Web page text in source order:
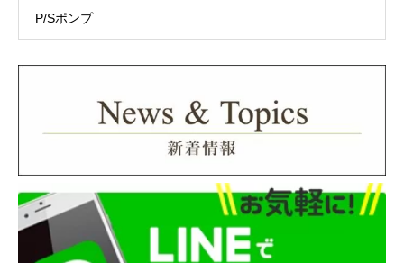
株式会社ネットプロテクションズ
P/Sポンプ